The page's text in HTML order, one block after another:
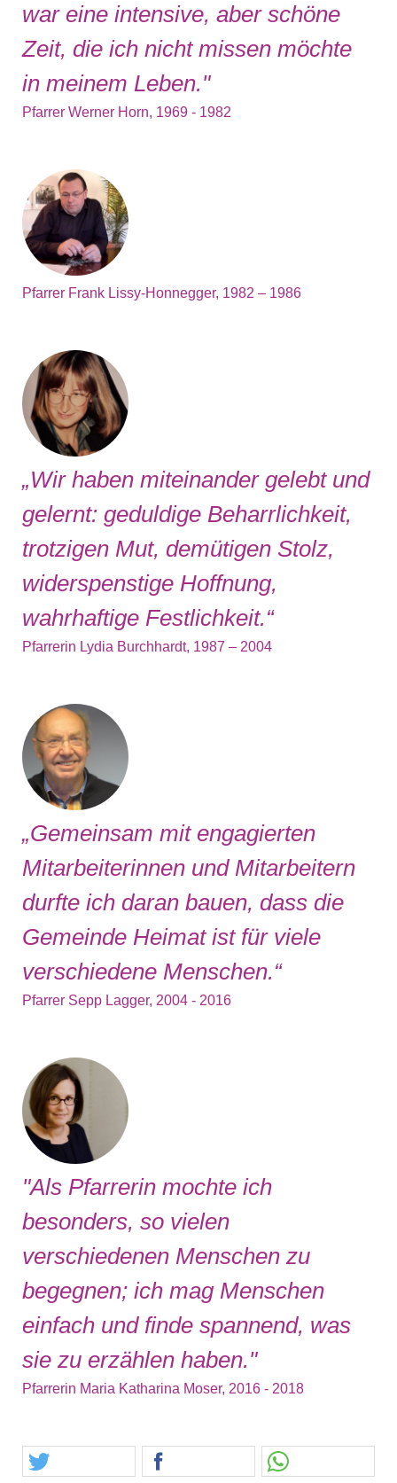
war eine intensive, aber schöne
Zeit, die ich nicht missen möchte
in meinem Leben."
Pfarrer Werner Horn, 1969 - 1982
Pfarrer Frank Lissy-Honnegger, 1982 – 1986
„Wir haben miteinander gelebt und
gelernt: geduldige Beharrlichkeit,
trotzigen Mut, demütigen Stolz,
widerspenstige Hoffnung,
wahrhaftige Festlichkeit.“
Pfarrerin Lydia Burchhardt, 1987 – 2004
„Gemeinsam mit engagierten
Mitarbeiterinnen und Mitarbeitern
durfte ich daran bauen, dass die
Gemeinde Heimat ist für viele
verschiedene Menschen.“
Pfarrer Sepp Lagger, 2004 - 2016
"Als Pfarrerin mochte ich
besonders, so vielen
verschiedenen Menschen zu
begegnen; ich mag Menschen
einfach und finde spannend, was
sie zu erzählen haben."
Pfarrerin Maria Katharina Moser, 2016 - 2018